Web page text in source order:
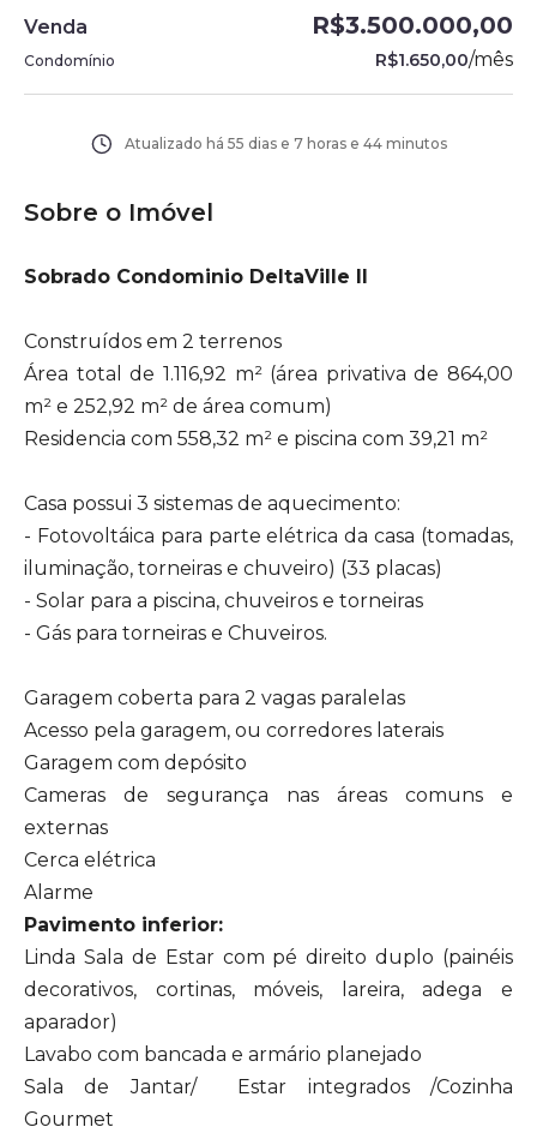
Venda R$3.500.000,00
Condomínio R$1.650,00/mês
Atualizado há 55 dias e 7 horas e 44 minutos
Sobre o Imóvel
Sobrado Condominio DeltaVille II
Construídos em 2 terrenos
Área total de 1.116,92 m² (área privativa de 864,00
m² e 252,92 m² de área comum)
Residencia com 558,32 m² e piscina com 39,21 m²
Casa possui 3 sistemas de aquecimento:
- Fotovoltáica para parte elétrica da casa (tomadas,
iluminação, torneiras e chuveiro) (33 placas)
- Solar para a piscina, chuveiros e torneiras
- Gás para torneiras e Chuveiros.
Garagem coberta para 2 vagas paralelas
Acesso pela garagem, ou corredores laterais
Garagem com depósito
Cameras de segurança nas áreas comuns e
externas
Cerca elétrica
Alarme
Pavimento inferior:
Linda Sala de Estar com pé direito duplo (painéis
decorativos, cortinas, móveis, lareira, adega e
aparador)
Lavabo com bancada e armário planejado
Sala de Jantar/ Estar integrados /Cozinha
Gourmet